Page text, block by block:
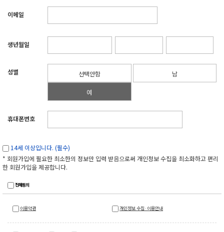
이메일
생년월일
성별 선택안함 남
여
휴대폰번호
14세 이상입니다. (필수)
* 회원가입에 필요한 최소한의 정보만 입력 받음으로써 개인정보 수집을 최소화하고 편리
한 회원가입을 제공합니다.
전체동의
이용약관 개인정보 수집·이용안내